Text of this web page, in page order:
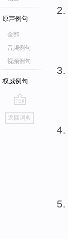
原声例句
全部
音频例句
视频例句
权威例句
go
top
返回词典